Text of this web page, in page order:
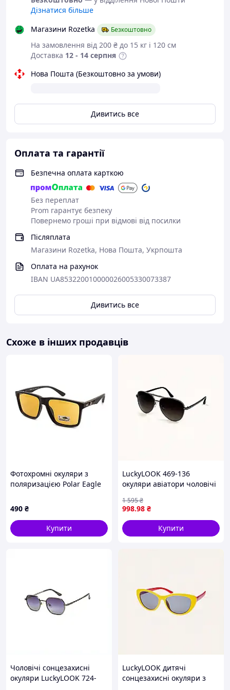
Дізнатися більше
Магазини Rozetka
Безкоштовно
На замовлення від 200 ₴ до 15 кг і 120 см
Доставка 12 - 14 серпня
Нова Пошта (Безкоштовно за умови)
Дивитись все
Оплата та гарантії
Безпечна оплата карткою
Без переплат
Prom гарантує безпеку
Повернемо гроші при відмові від посилки
Післяплата
Магазини Rozetka, Нова Пошта, Укрпошта
Оплата на рахунок
IBAN UA853220010000026005330073387
Дивитись все
Схоже в інших продавців
Фотохромні окуляри з
поляризацією Polar Eagle
коричневі
490 ₴
Купити
LuckyLOOK 469-136
окуляри авіатори чоловічі
998.98 ₴
1 595₴
Купити
Чоловічі сонцезахисні
окуляри LuckyLOOK 724-
LuckyLOOK дитячі
сонцезахисні окуляри з